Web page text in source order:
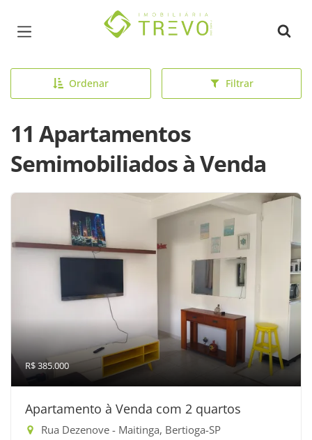
Página inicial
Ordenar Filtrar
11 Apartamentos
Semimobiliados à Venda
R$ 385.000
Apartamento à Venda com 2 quartos
Rua Dezenove - Maitinga, Bertioga-SP